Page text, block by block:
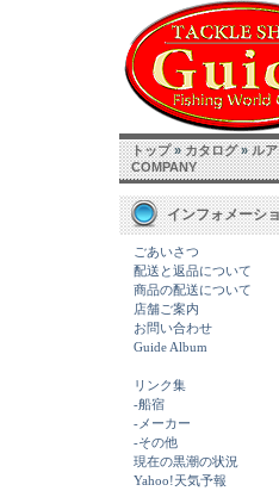
トップ»カタログ»ル
COMPANY
インフォメーシ
ごあいさつ
配送と返品について
商品の配送について
店舗ご案内
お問い合わせ
Guide Album
リンク集
-船宿
-メーカー
-その他
現在の黒潮の状況
Yahoo!天気予報